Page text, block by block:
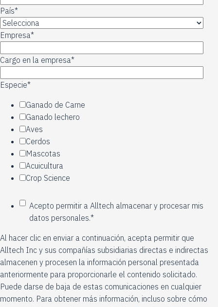
País*
Empresa*
Cargo en la empresa*
Especie*
Ganado de Carne
Ganado lechero
Aves
Cerdos
Mascotas
Acuicultura
Crop Science
Acepto permitir a Alltech almacenar y procesar mis
datos personales.*
Al hacer clic en enviar a continuación, acepta permitir que
Alltech Inc y sus compañías subsidiarias directas e indirectas
almacenen y procesen la información personal presentada
anteriormente para proporcionarle el contenido solicitado.
Puede darse de baja de estas comunicaciones en cualquier
momento. Para obtener más información, incluso sobre cómo